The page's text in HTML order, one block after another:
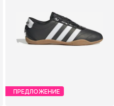
ПРЕДЛОЖЕНИЕ